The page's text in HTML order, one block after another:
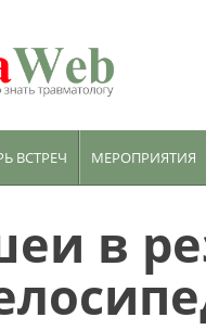
ВСТРЕЧ МЕРОПРИЯТИЯ
в